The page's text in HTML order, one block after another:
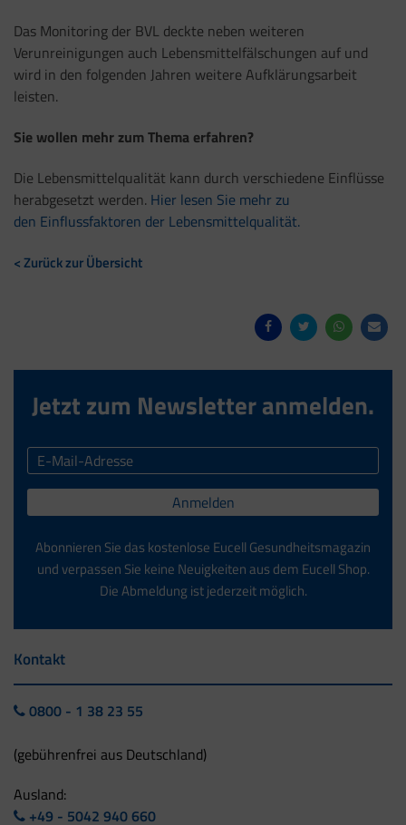
Das Monitoring der BVL deckte neben weiteren
Verunreinigungen auch Lebensmittelfälschungen auf und
wird in den folgenden Jahren weitere Aufklärungsarbeit
leisten.
Sie wollen mehr zum Thema erfahren?
Die Lebensmittelqualität kann durch verschiedene Einflüsse
herabgesetzt werden. Hier lesen Sie mehr zu
den Einflussfaktoren der Lebensmittelqualität.
< Zurück zur Übersicht
Jetzt zum Newsletter anmelden.
Anmelden
Abonnieren Sie das kostenlose Eucell Gesundheitsmagazin
und verpassen Sie keine Neuigkeiten aus dem Eucell Shop.
Die Abmeldung ist jederzeit möglich.
Kontakt
0800 - 1 38 23 55
(gebührenfrei aus Deutschland)
Ausland:
+49 - 5042 940 660